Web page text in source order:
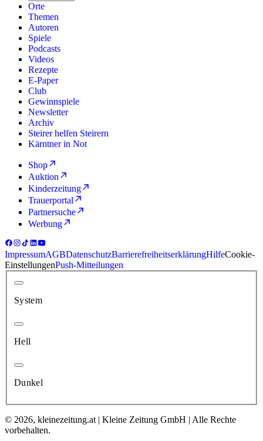
Orte
Themen
Autoren
Spiele
Podcasts
Videos
Rezepte
E-Paper
Club
Gewinnspiele
Newsletter
Archiv
Steirer helfen Steirern
Kärntner in Not
Shop
Auktion
Kinderzeitung
Trauerportal
Partnersuche
Werbung
ImpressumAGBDatenschutzBarrierefreiheitserklärungHilfeCookie-
EinstellungenPush-Mitteilungen
System
Hell
Dunkel
© 2026, kleinezeitung.at | Kleine Zeitung GmbH | Alle Rechte
vorbehalten.